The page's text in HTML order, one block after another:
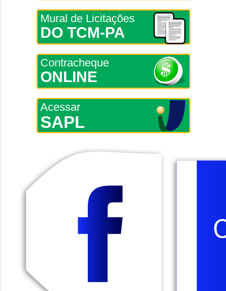
Mural de Licitações
DO TCM-PA
Contracheque
ONLINE
Acessar
SAPL